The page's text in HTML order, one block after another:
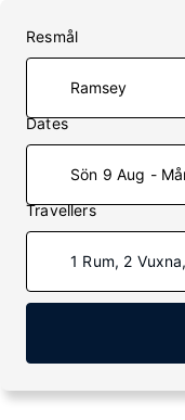
Resmål
Dates
Sön 9 Aug -
Travellers
1 Rum, 2